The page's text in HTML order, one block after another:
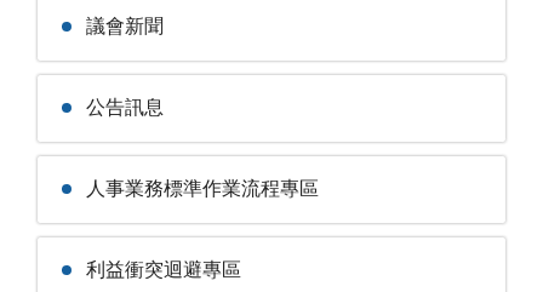
議會新聞
公告訊息
人事業務標準作業流程專區
利益衝突迴避專區